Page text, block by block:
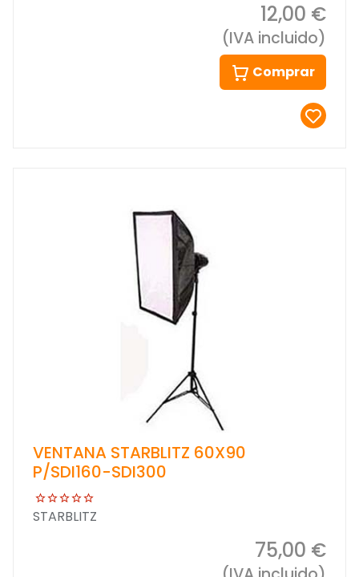
12,00 €
(IVA incluido)
Comprar
VENTANA STARBLITZ 60X90
P/SDI160-SDI300
STARBLITZ
75,00 €